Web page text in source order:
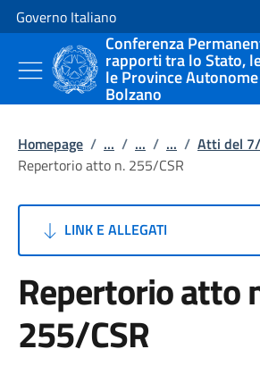
Vai al contenuto
Vai alla navigazione del sito
Governo Italiano
Conferenza
rapporti tra lo Stato,
le Province
Bolzano
Homepage / ... / ... / ... / Atti del
Repertorio atto n. 255/CSR
LINK E ALLEGATI
Repertorio atto
255/CSR